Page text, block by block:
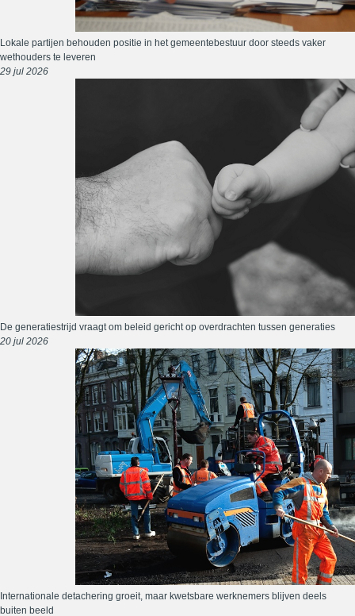
Lokale partijen behouden positie in het gemeentebestuur door steeds vaker
wethouders te leveren
29 jul 2026
De generatiestrijd vraagt om beleid gericht op overdrachten tussen generaties
20 jul 2026
Internationale detachering groeit, maar kwetsbare werknemers blijven deels
buiten beeld